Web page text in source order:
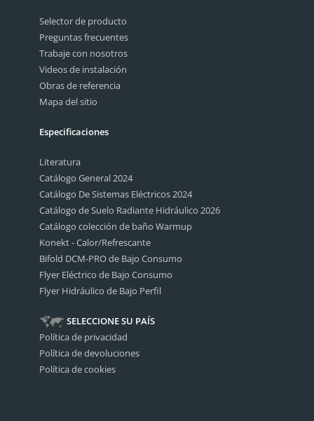
Selector de producto
Preguntas frecuentes
Trabaje con nosotros
Videos de instalación
Obras de referencia
Mapa del sitio
Especificaciones
Literatura
Catálogo General 2024
Catálogo De Sistemas Eléctricos 2024
Catálogo de Suelo Radiante Hidráulico 2026
Catálogo colección de baño Warmup
Konekt - Calor/Refrescante
Bifold DCM-PRO de Bajo Consumo
Flyer Eléctrico de Bajo Consumo
Flyer Hidráulico de Bajo Perfil
SELECCIONE SU PAÍS
Política de privacidad
Política de devoluciones
Política de cookies